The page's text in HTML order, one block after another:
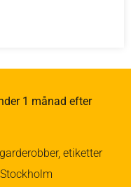
1 månad efter
etiketter